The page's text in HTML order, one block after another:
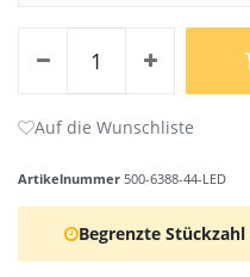
Artikelnummer 500-6388-44-LED
Begrenzte Stückzahl